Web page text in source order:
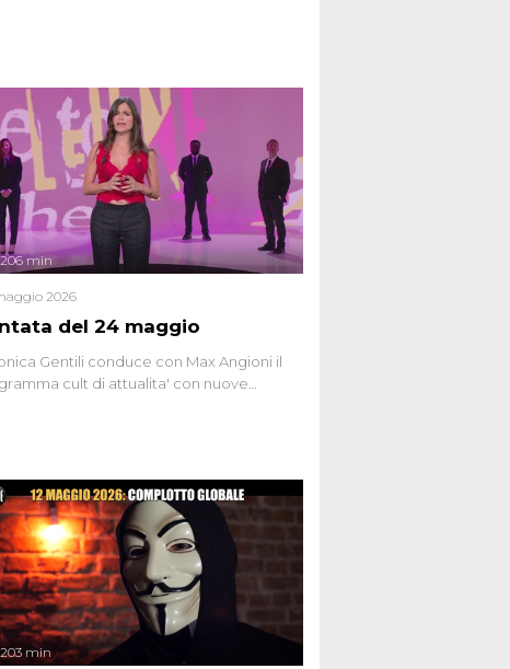
del 24 maggio
206 min
2026
Gentili conduce con Max Angioni il
cult di attualita' con nuove
203 min